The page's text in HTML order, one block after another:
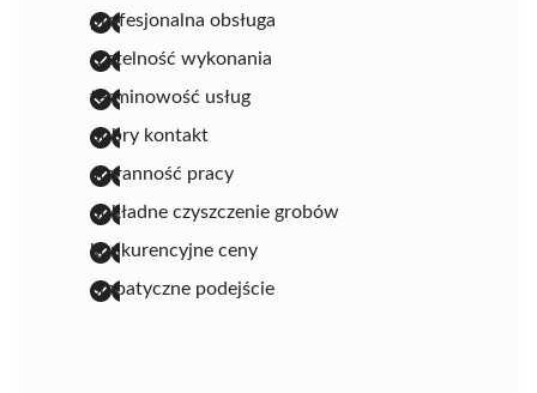
profesjonalna obsługa
rzetelność wykonania
terminowość usług
dobry kontakt
staranność pracy
dokładne czyszczenie grobów
konkurencyjne ceny
empatyczne podejście